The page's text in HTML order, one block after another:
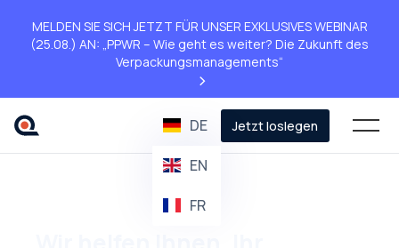
MELDEN SIE SICH JETZT FÜR UNSER EXKLUSIVES WEBINAR
(25.08.) AN: „PPWR – Wie geht es weiter? Die Zukunft des
Verpackungsmanagements“
>
DE
EN
FR
Jetzt loslegen